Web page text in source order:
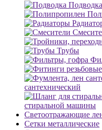
Подводка
Трубы
сантехнический
стиральной машины
Светоотражающие
Сетки металлические